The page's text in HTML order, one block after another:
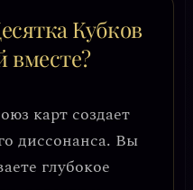
Кубков
вместе?
карт создает
диссонанса. Вы
глубокое